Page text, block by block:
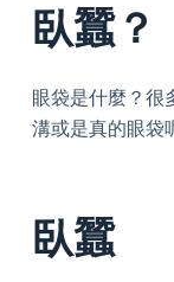
臥蠶​？
眼袋是什麼？很
溝或是真的眼袋
臥蠶